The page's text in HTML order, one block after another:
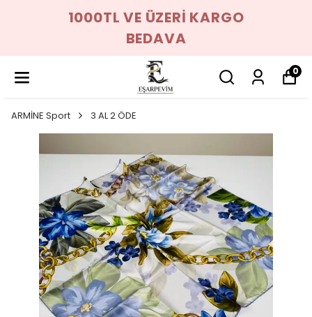
1000TL VE ÜZERİ KARGO
BEDAVA
0
ARMİNE Sport 3 AL 2 ÖDE